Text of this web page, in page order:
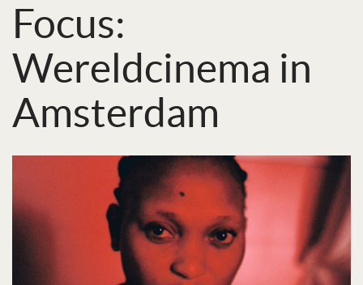
Focus:
Wereldcinema in
Amsterdam